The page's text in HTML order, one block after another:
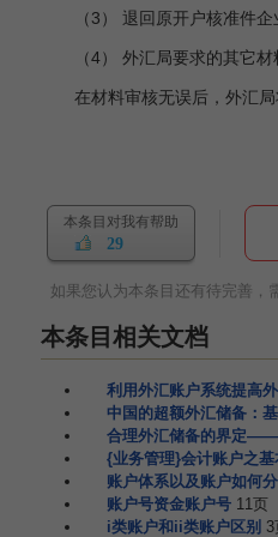
（3） 退回原开户核准件企
（4） 外汇局要求的其它材
在材料审核无误后，外汇局
本条目对我有帮助
29
如果您认为本条目还有待完善，
本条目相关文档
利用外汇账户系统提高
中国的超额外汇储备：
合理外汇储备的界定——
{业务管理}会计账户之
账户体系以及账户如何
账户号资金账户号 11页
i类账户和ii类账户区别 3